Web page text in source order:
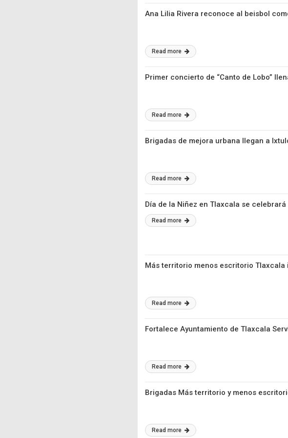
Ana Lilia Rivera reconoce al beisbol
Read more
Primer concierto de “Canto de Lobo”
Read more
Brigadas de mejora urbana llegan a
Read more
Día de la Niñez en Tlaxcala se celebrará
Read more
Más territorio menos escritorio
Read more
Fortalece Ayuntamiento de Tlaxcala
Read more
Brigadas Más territorio y menos
Read more